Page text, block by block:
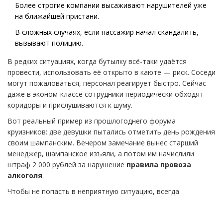
Более строгие компании высаживают нарушителей уже
на ближайшей пристани.
В сложных случаях, если пассажир начал скандалить,
вызывают полицию.
В редких ситуациях, когда бутылку всё-таки удаётся
провести, использовать её открыто в каюте — риск. Соседи
могут пожаловаться, персонал реагирует быстро. Сейчас
даже в эконом-классе сотрудники периодически обходят
коридоры и прислушиваются к шуму.
Вот реальный пример из прошлогоднего форума
круизников: две девушки пытались отметить день рождения
своим шампанским. Вечером замечание вынес старший
менеджер, шампанское изъяли, а потом им начислили
штраф 2 000 рублей за нарушение правила провоза
алкоголя.
Чтобы не попасть в неприятную ситуацию, всегда